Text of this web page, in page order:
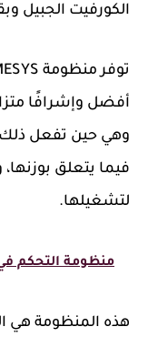
الكورفيت الجبيل
أفضل وإشرافًا
فيما يتعلق بوزنها،
لتشغيلها.
منظومة التحكم
هذه المنظومة هي